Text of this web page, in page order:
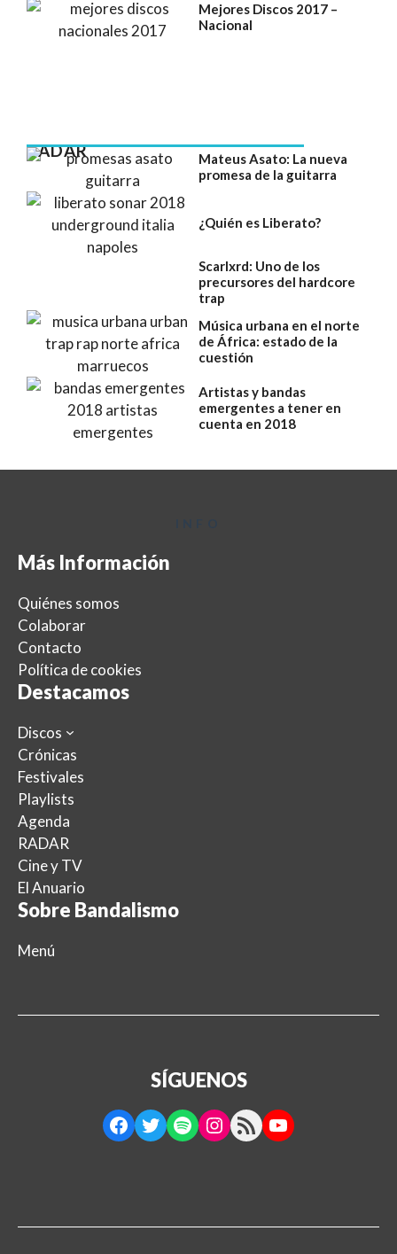
Mejores Discos 2017 –
Nacional
RADAR
Mateus Asato: La nueva
promesa de la guitarra
¿Quién es Liberato?
Scarlxrd: Uno de los
precursores del hardcore
trap
Música urbana en el norte
de África: estado de la
cuestión
Artistas y bandas
emergentes a tener en
cuenta en 2018
Más Información
Quiénes somos
Colaborar
Contacto
Política de cookies
Destacamos
Discos
Crónicas
Festivales
Playlists
Agenda
RADAR
Cine y TV
El Anuario
Sobre Bandalismo
Menú
SÍGUENOS
Facebook
Twitter
Spotify
Instagram
RSS FeedYouTube